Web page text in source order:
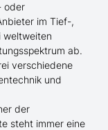
oder
im Tief-,
weltweiten
ab.
verschiedene
und
der
steht immer eine